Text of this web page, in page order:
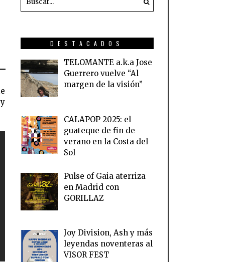
DESTACADOS
TELOMANTE a.k.a Jose
Guerrero vuelve “Al
margen de la visión”
CALAPOP 2025: el
guateque de fin de
verano en la Costa del
Sol
Pulse of Gaia aterriza
en Madrid con
GORILLAZ
Joy Division, Ash y más
leyendas noventeras al
VISOR FEST